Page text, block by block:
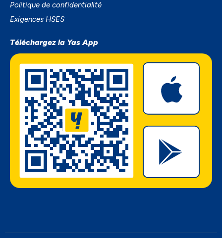
Politique de confidentialité
Exigences HSES
Téléchargez la Yas App